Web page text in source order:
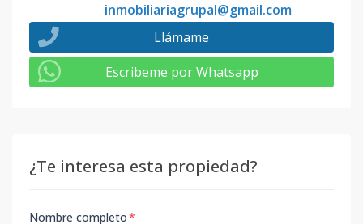
inmobiliariagrupal@gmail.com
Llámame
Escribeme por Whatsapp
¿Te interesa esta propiedad?
Nombre completo*